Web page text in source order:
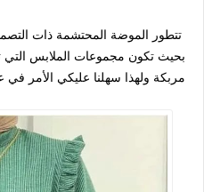
تتطور الموضة المحتشمة ذات
بحيث تكون مجموعات الملابس التي
مربكة ولهذا سهلنا عليكي الأمر